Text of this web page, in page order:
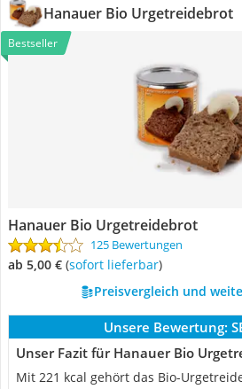
Hanauer Bio Urgetreidebrot
Bestseller
Hanauer Bio Urgetreidebrot
125 Bewertungen
ab 5,00 € ( Sofort lieferbar)
Preisvergleich und
Unsere Bewertung:
Unser Fazit für Hanauer Bio
Mit 221 kcal gehört das Bio-